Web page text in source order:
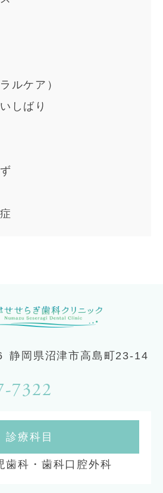
ルケア）
しばり
静岡県沼津市高島町23-14
7322
診療科目
歯科・歯科口腔外科